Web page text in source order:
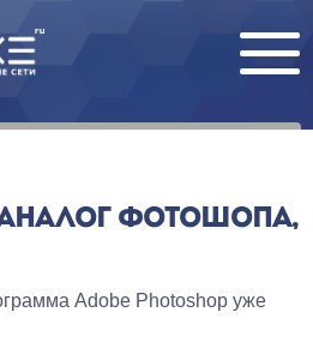
ФОТОШОПА,
Adobe Photoshop уже